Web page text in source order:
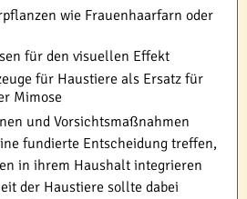
wie Frauenhaarfarn oder
für den visuellen Effekt
für Haustiere als Ersatz für
Mimose
und Vorsichtsmaßnahmen
fundierte Entscheidung treffen,
in ihrem Haushalt integrieren
der Haustiere sollte dabei